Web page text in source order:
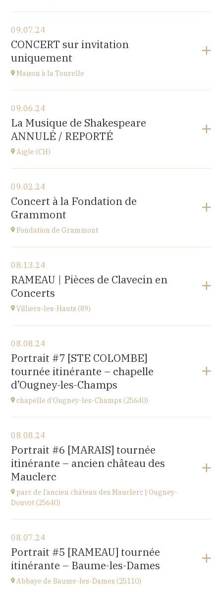
Chapelle de Fisenne
Rue de l'Église, 6997 Erezée, BELGIQUE
at11H
Go to site
09.07.24
CONCERT sur invitation
uniquement
Maison à la Tourelle
Maison à la Tourelle
10 place de la Loi, 25110 BAUME-LES-DAMES
at17H00
09.06.24
La Musique de Shakespeare
ANNULÉ / REPORTÉ
Aigle (CH)
Château d'Aigle
Place du Château 1, 1860 Aigle, SUISSE
at20H00
09.02.24
Concert à la Fondation de
Grammont
Fondation de Grammont
Fondation de Grammont
205 rue de l'Hôpital, 70110 VILLERSEXEL
at14H
08.13.24
RAMEAU | Pièces de Clavecin en
Concerts
Villiers-les-Hauts (89)
église de Villiers-les-Hauts
89160
at20H30
Go to site
08.08.24
Portrait #7 [STE COLOMBE]
tournée itinérante – chapelle
d’Ougney-les-Champs
chapelle d’Ougney-les-Champs (25640)
2 rue du Pont
25640 OUGNEY-DOUVOT
at21H00
08.08.24
Portrait #6 [MARAIS] tournée
itinérante – ancien château des
Mauclerc
parc de l’ancien château des Mauclerc | Ougney-
Douvot (25640)
2 rue du Pont
25640 OUGNEY-DOUVOT
at18H00
08.07.24
Portrait #5 [RAMEAU] tournée
itinérante – Baume-les-Dames
Abbaye de Baume-les-Dames (25110)